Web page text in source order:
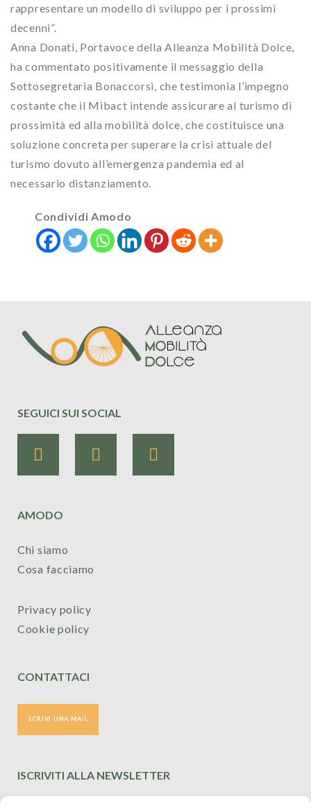
rappresentare un modello di sviluppo per i prossimi
decenni”.
Anna Donati, Portavoce della Alleanza Mobilità Dolce,
ha commentato positivamente il messaggio della
Sottosegretaria Bonaccorsi, che testimonia l’impegno
costante che il Mibact intende assicurare al turismo di
prossimità ed alla mobilità dolce, che costituisce una
soluzione concreta per superare la crisi attuale del
turismo dovuto all’emergenza pandemia ed al
necessario distanziamento.
Condividi Amodo
SEGUICI SUI SOCIAL
AMODO
Chi siamo
Cosa facciamo
Privacy policy
Cookie policy
CONTATTACI
ISCRIVITI ALLA NEWSLETTER